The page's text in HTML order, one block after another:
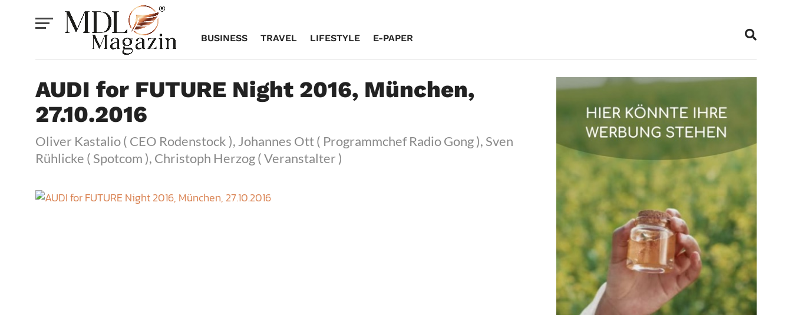
BUSINESS TRAVEL LIFESTYLE E-PAPER
AUDI for FUTURE Night 2016, München,
27.10.2016
Oliver Kastalio ( CEO Rodenstock ), Johannes Ott ( Programmchef Radio Gong ), Sven
Rühlicke ( Spotcom ), Christoph Herzog ( Veranstalter )